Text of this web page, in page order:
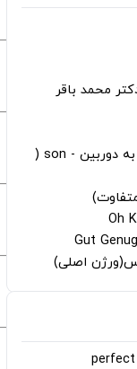
محمد باقر
دانلود قالب مرد سیاه پوست در حال نگاه به دوربین - son (
اصلی)